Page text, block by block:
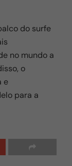
do surfe
no mundo a
o
e
para a